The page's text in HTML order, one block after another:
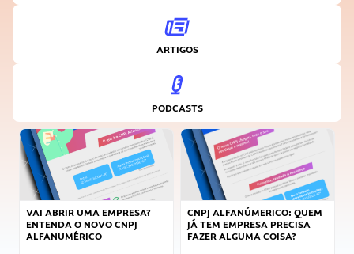
ARTIGOS
PODCASTS
VAI ABRIR UMA EMPRESA?
ENTENDA O NOVO CNPJ
ALFANUMÉRICO
CNPJ ALFANÚMERICO: QUEM
JÁ TEM EMPRESA PRECISA
FAZER ALGUMA COISA?